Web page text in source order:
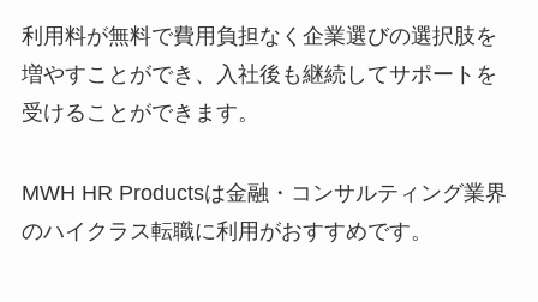
利用料が無料で費用負担なく企業選びの選択肢を
増やすことができ、入社後も継続してサポートを
受けることができます。
MWH HR Productsは金融・コンサルティング業界
のハイクラス転職に利用がおすすめです。